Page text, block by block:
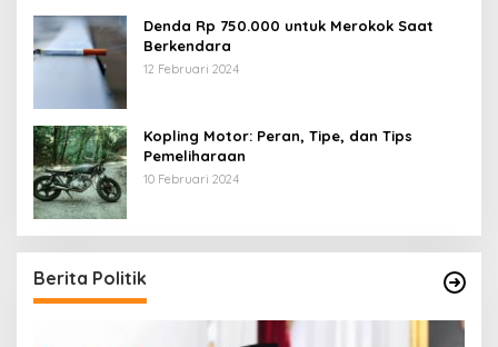
Denda Rp 750.000 untuk Merokok Saat
Berkendara
12 Februari 2024
Kopling Motor: Peran, Tipe, dan Tips
Pemeliharaan
10 Februari 2024
Berita Politik